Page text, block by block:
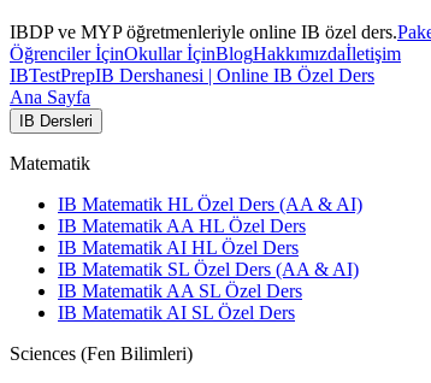
IBDP ve MYP öğretmenleriyle online IB özel ders.
Öğrenciler İçinOkullar İçinBlogHakkımızdaİletişim
IBTestPrepIB Dershanesi | Online IB Özel Ders
Ana Sayfa
IB Dersleri
Matematik
IB Matematik HL Özel Ders (AA & AI)
IB Matematik AA HL Özel Ders
IB Matematik AI HL Özel Ders
IB Matematik SL Özel Ders (AA & AI)
IB Matematik AA SL Özel Ders
IB Matematik AI SL Özel Ders
Sciences (Fen Bilimleri)